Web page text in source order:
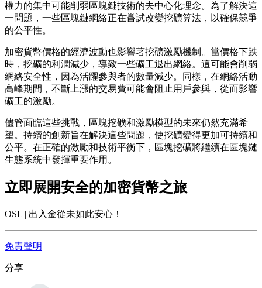
權力的集中可能削弱區塊鏈技術的去中心化理念。為了解決這
一問題，一些區塊鏈網絡正在嘗試改變挖礦算法，以確保競爭
的公平性。
加密貨幣價格的經濟波動也影響著挖礦激勵機制。當價格下跌
時，挖礦的利潤減少，導致一些礦工退出網絡。這可能會削弱
網絡安全性，因為活躍參與者的數量減少。同樣，在網絡活動
高峰期間，不斷上漲的交易費可能會阻止用戶參與，從而影響
礦工的激勵。
儘管面臨這些挑戰，區塊挖礦和激勵模型的未來仍然充滿希
望。持續的創新旨在解決這些問題，使挖礦變得更加可持續和
公平。在正確的激勵和技術平衡下，區塊挖礦將繼續在區塊鏈
生態系統中發揮重要作用。
立即展開安全的加密貨幣之旅
OSL | 出入金從未如此安心！
免責聲明
分享